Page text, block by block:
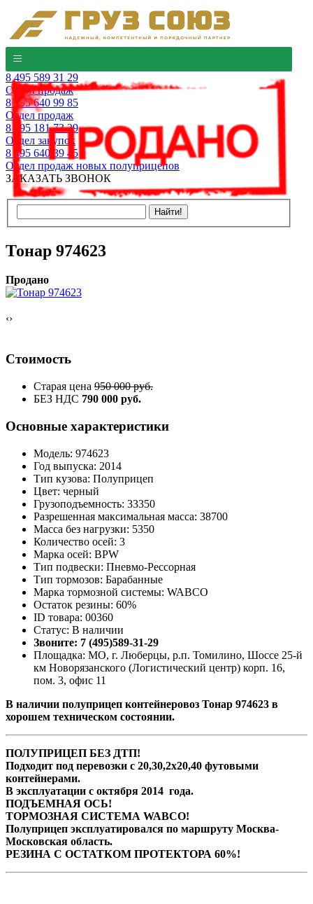
8 495 589 31 29
Отдел продаж
8 495 640 99 85
Отдел продаж
8 495 181 73 29
Отдел закупок
8 495 640 39 45
Отдел продаж новых полуприцепов
ЗАКАЗАТЬ ЗВОНОК
Тонар 974623
Продано
‹›
Стоимость
Старая цена 950 000 руб.
БЕЗ НДС 790 000 руб.
Основные характеристики
Модель: 974623
Год выпуска: 2014
Тип кузова: Полуприцеп
Цвет: черный
Грузоподъемность: 33350
Разрешенная максимальная масса: 38700
Масса без нагрузки: 5350
Количество осей: 3
Марка осей: BPW
Тип подвески: Пневмо-Рессорная
Тип тормозов: Барабанные
Марка тормозной системы: WABCO
Остаток резины: 60%
ID товара: 00360
Статус: В наличии
Звоните: 7 (495)589-31-29
Площадка: МО, г. Люберцы, р.п. Томилино, Шоссе 25-й
км Новорязанского (Логистический центр) корп. 16,
пом. 3, офис 11
В наличии полуприцеп контейнеровоз Тонар 974623 в
хорошем техническом состоянии.
ПОЛУПРИЦЕП БЕЗ ДТП!
Подходит под перевозки с 20,30,2х20,40 футовыми
контейнерами.
В эксплуатации с октября 2014 года.
ПОДЪЕМНАЯ ОСЬ!
ТОРМОЗНАЯ СИСТЕМА WABCO!
Полуприцеп эксплуатировался по маршруту Москва-
Московская область.
РЕЗИНА С ОСТАТКОМ ПРОТЕКТОРА 60%!